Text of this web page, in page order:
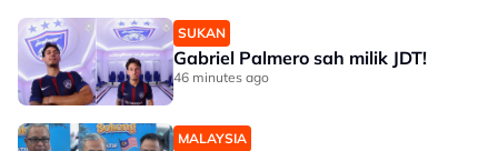
SUKAN
Gabriel Palmero sah milik JDT!
46 minutes ago
MALAYSIA